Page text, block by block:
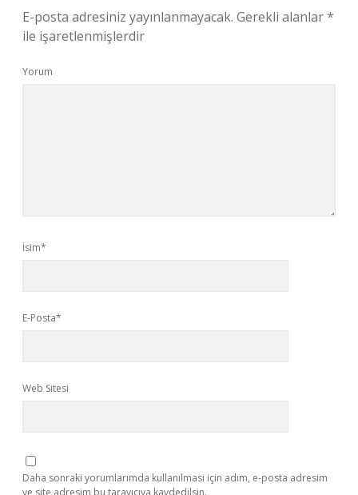
E-posta adresiniz yayınlanmayacak. Gerekli alanlar*
ile işaretlenmişlerdir
Yorum
İsim*
E-Posta*
Web Sitesi
Daha sonraki yorumlarımda kullanılması için adım, e-posta adresim
ve site adresim bu tarayıcıya kaydedilsin.